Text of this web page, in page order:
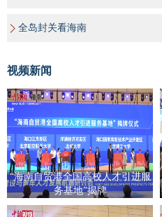
全岛封关看海南
视频新闻
“海南自贸港全国高校人才引进服
务基地”揭牌